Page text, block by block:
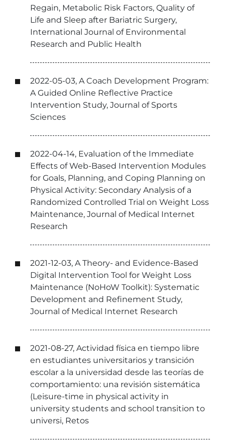
Regain, Metabolic Risk Factors, Quality of
Life and Sleep after Bariatric Surgery,
International Journal of Environmental
Research and Public Health
2022-05-03, A Coach Development Program:
A Guided Online Reflective Practice
Intervention Study, Journal of Sports
Sciences
2022-04-14, Evaluation of the Immediate
Effects of Web-Based Intervention Modules
for Goals, Planning, and Coping Planning on
Physical Activity: Secondary Analysis of a
Randomized Controlled Trial on Weight Loss
Maintenance, Journal of Medical Internet
Research
2021-12-03, A Theory- and Evidence-Based
Digital Intervention Tool for Weight Loss
Maintenance (NoHoW Toolkit): Systematic
Development and Refinement Study,
Journal of Medical Internet Research
2021-08-27, Actividad física en tiempo libre
en estudiantes universitarios y transición
escolar a la universidad desde las teorías de
comportamiento: una revisión sistemática
(Leisure-time in physical activity in
university students and school transition to
universi, Retos